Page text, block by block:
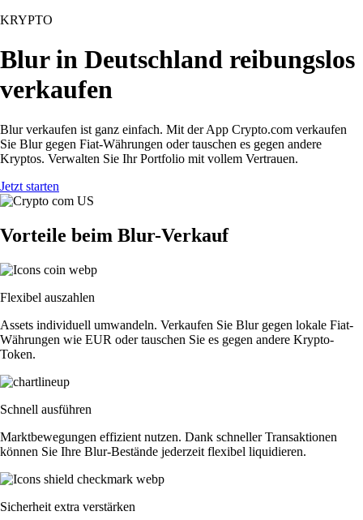
KRYPTO
Blur in Deutschland reibungslos
verkaufen
Blur verkaufen ist ganz einfach. Mit der App Crypto.com verkaufen
Sie Blur gegen Fiat-Währungen oder tauschen es gegen andere
Kryptos. Verwalten Sie Ihr Portfolio mit vollem Vertrauen.
Jetzt starten
Vorteile beim Blur-Verkauf
Flexibel auszahlen
Assets individuell umwandeln. Verkaufen Sie Blur gegen lokale Fiat-
Währungen wie EUR oder tauschen Sie es gegen andere Krypto-
Token.
Schnell ausführen
Marktbewegungen effizient nutzen. Dank schneller Transaktionen
können Sie Ihre Blur-Bestände jederzeit flexibel liquidieren.
Sicherheit extra verstärken